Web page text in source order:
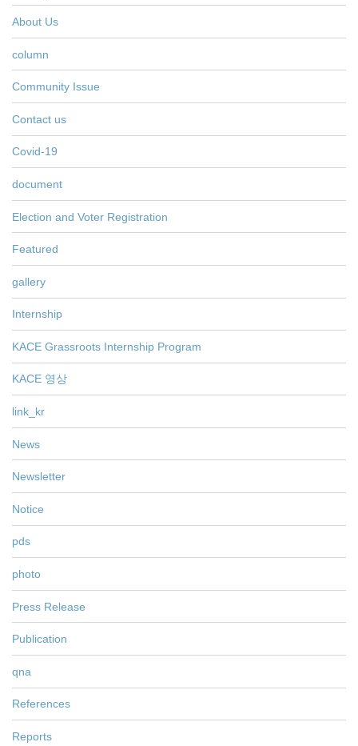
About Us
column
Community Issue
Contact us
Covid-19
document
Election and Voter Registration
Featured
gallery
Internship
KACE Grassroots Internship Program
KACE 영상
link_kr
News
Newsletter
Notice
pds
photo
Press Release
Publication
qna
References
Reports